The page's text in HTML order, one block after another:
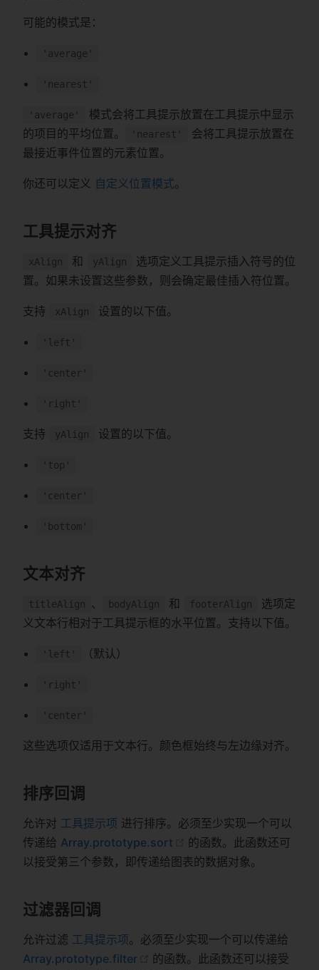
可能的模式是：
'average'
'nearest'
'average'
模式会将工具提示放置在工具提示中显示
的项目的平均位置。
'nearest'
会将工具提示放置在
最接近事件位置的元素位置。
你还可以定义 自定义位置模式。
工具提示对齐
xAlign 和 yAlign
选项定义工具提示插入符号的位
置。如果未设置这些参数，则会确定最佳插入符位置。
支持 xAlign 设置的以下值。
'left'
'center'
'right'
支持 yAlign 设置的以下值。
'top'
'center'
'bottom'
文本对齐
titleAlign 、 bodyAlign 和 footerAlign
选项定
义文本行相对于工具提示框的水平位置。支持以下值。
'left' （默认）
'right'
'center'
这些选项仅适用于文本行。颜色框始终与左边缘对齐。
排序回调
允许对 工具提示项 进行排序。必须至少实现一个可以
传递给 Array.prototype.sort
的函数。此函数还可
以接受第三个参数，即传递给图表的数据对象。
过滤器回调
允许过滤 工具提示项。必须至少实现一个可以传递给
Array.prototype.filter
的函数。此函数还可以接受